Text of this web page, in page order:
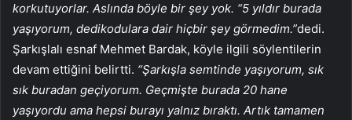
korkutuyorlar. Aslında böyle bir şey yok. “5 yıldır burada
yaşıyorum, dedikodulara dair hiçbir şey görmedim.”dedi.
Şarkışlalı esnaf Mehmet Bardak, köyle ilgili söylentilerin
devam ettiğini belirtti. “Şarkışla semtinde yaşıyorum, sık
sık buradan geçiyorum. Geçmişte burada 20 hane
yaşıyordu ama hepsi burayı yalnız bıraktı. Artık tamamen